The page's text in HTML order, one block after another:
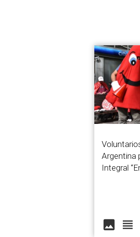
Argentina
Integral
image view_headline